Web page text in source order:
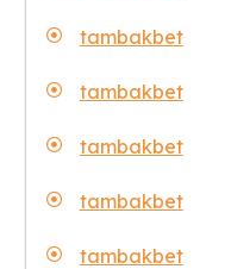
tambakbet
tambakbet
tambakbet
tambakbet
tambakbet